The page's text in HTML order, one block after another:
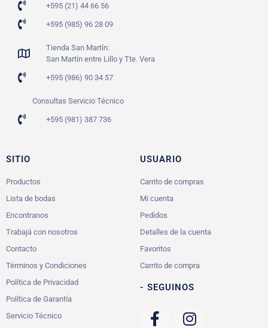
+595 (21) 44 66 56
+595 (985) 96 28 09
Tienda San Martín:
San Martín entre Lillo y Tte. Vera
+595 (986) 90 34 57
Consultas Servicio Técnico
+595 (981) 387 736
SITIO
Productos
Lista de bodas
Encontranos
Trabajá con nosotros
Contacto
Términos y Condiciones
Política de Privacidad
Política de Garantía
Servicio Técnico
USUARIO
Carrito de compras
Mi cuenta
Pedidos
Detalles de la cuenta
Favoritos
Carrito de compra
- SEGUINOS